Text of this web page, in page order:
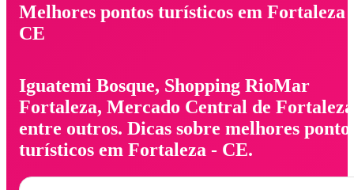
Melhores pontos turísticos em Fortaleza
CE
Iguatemi Bosque, Shopping RioMar
Fortaleza, Mercado Central de
entre outros. Dicas sobre melhores
turísticos em Fortaleza - CE.